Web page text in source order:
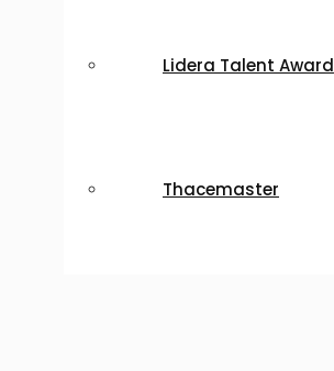
Lidera Talent Award
Thacemaster